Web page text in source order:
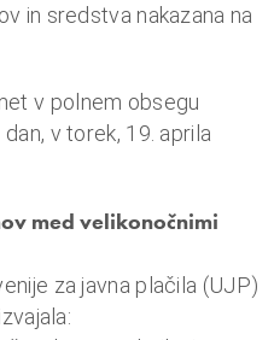
f
a
n
in sredstva nakazana na
v polnem obsegu
v torek, 19. aprila
med velikonočnimi
za javna plačila (UJP)